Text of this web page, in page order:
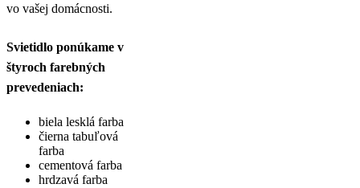
vo vašej domácnosti.
Svietidlo ponúkame v
štyroch farebných
prevedeniach:
biela lesklá farba
čierna tabuľová
farba
cementová farba
hrdzavá farba